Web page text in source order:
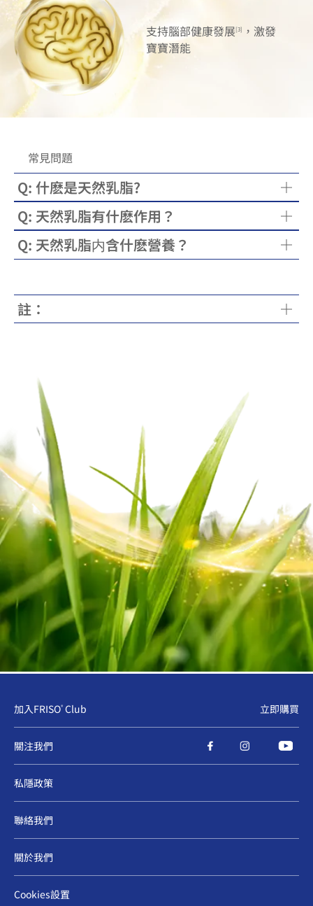
支持腦部健康發展[3]
，激發
寶寶潛能
常見問題
Q: 什麽是天然乳脂?
A: 天然乳脂是優質的脂肪，若把奶冷凍保存的
話，就會出現分層現象，一層淡黃色的脂肪會漂浮
在表層。這一層看得到的最表面的脂肪層，正是營
養至為濃萃的天然乳脂精華層！
Q: 天然乳脂有什麽作用？
A:
天然乳脂可有助減少寶寶夜間哭鬧情況達32%，提升
乳脂中的短鏈脂肪酸（SCFA）為腸道供應能量 。
天然乳脂中的磷脂（Phospholipids）支持腦部健康
發展 。
要角色，支持寶寶健康地成長。
不但支持消化吸收
，當中更蘊含許多對腸道有益的
營養成份，如天然
-2 Palmitate，有助軟化便便
小肚子舒暢，寶寶自然能全面健康地成長
Q: 天然乳脂内含什麽營養？
A: 來自荷蘭自家農場的液態全脂牛奶的天然乳脂
脂（Phospholipids）、中鏈脂肪酸（MCFA）及
短鏈脂肪酸（SCFA）等。
註：
[1] 新鮮採集自荷蘭自家農場的液態全脂牛奶。
Dairy Sci. 2019, 102:2738-2748.
[4] Vinolo M., et al. Nutrients. 2011; 3, 858-876.
[5] 照顧者報告之結果（Sheng X., et al. Asia Pac
J Clin Nutr. 2020; 29(1):144-151.）。效果因人而
異。
[6] Ney L.M., et al. Open Biol. 2023; 13:230014.​
加入FRISO® Club 立即購買
關注我們
私隱政策
聯絡我們
關於我們
Cookies設置